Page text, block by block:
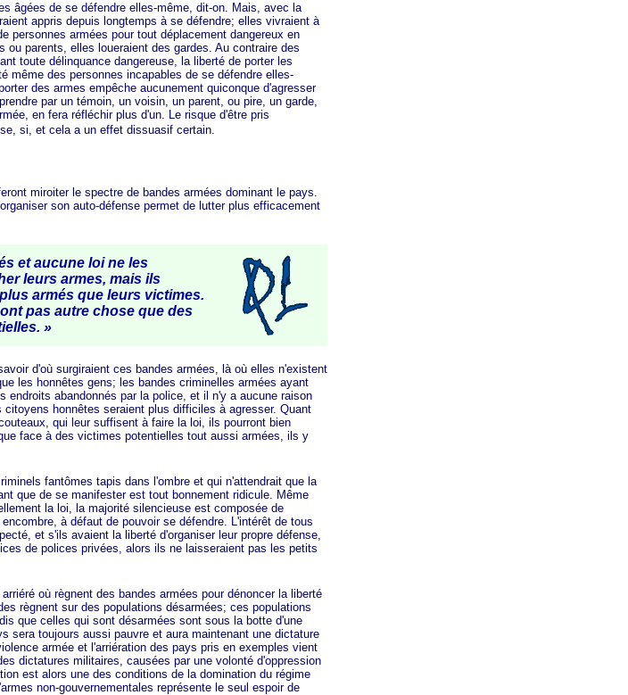
de se défendre elles-même, dit-on. Mais, avec la
appris depuis longtemps à se défendre; elles vivraient à
personnes armées pour tout déplacement dangereux en
parents, elles loueraient des gardes. Au contraire des
toute délinquance dangereuse, la liberté de porter les
même des personnes incapables de se défendre elles-
des armes empêche aucunement quiconque d'agresser
par un témoin, un voisin, un parent, ou pire, un garde,
en fera réfléchir plus d'un. Le risque d'être pris
si, et cela a un effet dissuasif certain.
miroiter le spectre de bandes armées dominant le pays.
son auto-défense permet de lutter plus efficacement
et aucune loi ne les
leurs armes, mais ils
armés que leurs victimes.
pas autre chose que des
»
d'où surgiraient ces bandes armées, là où elles n'existent
les honnêtes gens; les bandes criminelles armées ayant
abandonnés par la police, et il n'y a aucune raison
honnêtes seraient plus difficiles à agresser. Quant
qui leur suffisent à faire la loi, ils pourront bien
face à des victimes potentielles tout aussi armées, ils y
fantômes tapis dans l'ombre et qui n'attendrait que la
que de se manifester est tout bonnement ridicule. Même
la loi, la majorité silencieuse est composée de
à défaut de pouvoir se défendre. L'intérêt de tous
et s'ils avaient la liberté d'organiser leur propre défense,
de polices privées, alors ils ne laisseraient pas les petits
où règnent des bandes armées pour dénoncer la liberté
règnent sur des populations désarmées; ces populations
que celles qui sont désarmées sont sous la botte d'une
sera toujours aussi pauvre et aura maintenant une dictature
armée et l'arriération des pays pris en exemples vient
dictatures militaires, causées par une volonté d'oppression
est alors une des conditions de la domination du régime
non-gouvernementales représente le seul espoir de